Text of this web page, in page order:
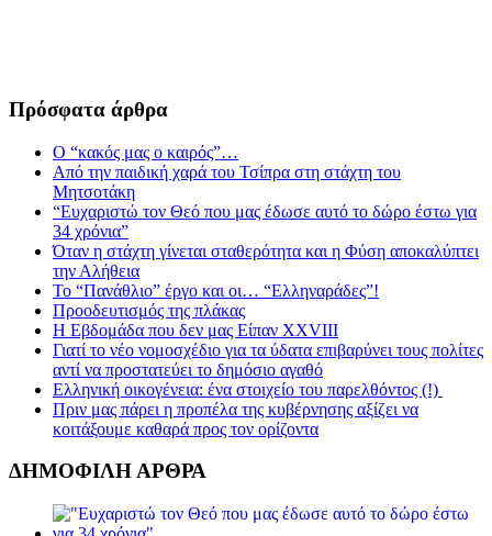
Πρόσφατα άρθρα
Ο “κακός μας ο καιρός”…
Από την παιδική χαρά του Τσίπρα στη στάχτη του
Μητσοτάκη
“Ευχαριστώ τον Θεό που μας έδωσε αυτό το δώρο έστω για
34 χρόνια”
Όταν η στάχτη γίνεται σταθερότητα και η Φύση αποκαλύπτει
την Αλήθεια
Το “Πανάθλιο” έργο και οι… “Ελληναράδες”!
Προοδευτισμός της πλάκας
Η Εβδομάδα που δεν μας Είπαν XXVIII
Γιατί το νέο νομοσχέδιο για τα ύδατα επιβαρύνει τους πολίτες
αντί να προστατεύει το δημόσιο αγαθό
Ελληνική οικογένεια: ένα στοιχείο του παρελθόντος (!)
Πριν μας πάρει η προπέλα της κυβέρνησης αξίζει να
κοιτάξουμε καθαρά προς τον ορίζοντα
ΔΗΜΟΦΙΛΗ ΑΡΘΡΑ